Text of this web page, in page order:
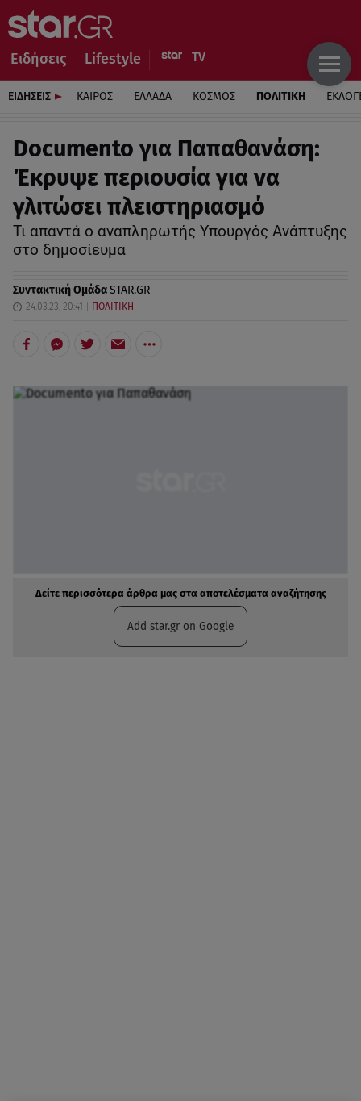
Ειδήσεις Lifestyle
ΕΙΔΗΣΕΙΣ ΚΑΙΡΟΣ ΕΛΛΑΔΑ ΚΟΣΜΟΣ ΠΟΛΙΤΙΚΗ
Documento για Παπαθανάση:
Έκρυψε περιουσία για να
γλιτώσει πλειστηριασμό
Τι απαντά ο αναπληρωτής Υπουργός Ανάπτυξης
στο δημοσίευμα
Συντακτική ΟμάδαSTAR.GR
24.03.23, 20:41 ΠΟΛΙΤΙΚΗ
Δείτε περισσότερα άρθρα μας στα αποτελέσματα αναζήτησης
Add star.gr on Google